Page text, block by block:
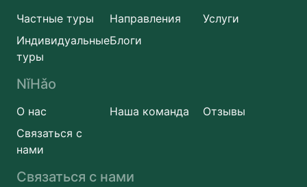
Частные туры Направления
Услуги
Индивидуальные
туры
Блоги
NǐHǎo
О нас Наша команда
Отзывы
Связаться с
нами
Связаться с нами